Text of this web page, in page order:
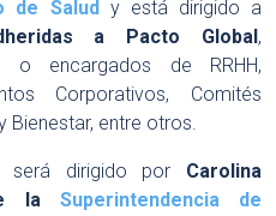
de Saludy está dirigido a
a Pacto Global,
o encargados de RRHH,
Corporativos, Comités
Bienestar, entre otros.
será dirigido por Carolina
la Superintendencia de